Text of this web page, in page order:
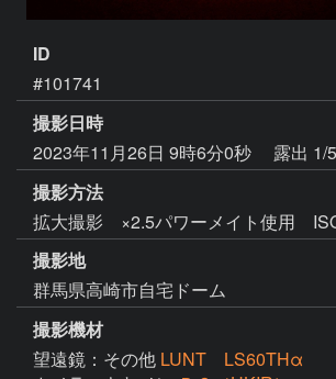
ID
#101741
撮影日時
2023年11月26日 9時6分0秒
露出 1/
撮影方法
拡大撮影 ×2.5パワーメイト使用
撮影地
群馬県高崎市自宅ドーム
撮影機材
望遠鏡：その他 LUNT LS60THα